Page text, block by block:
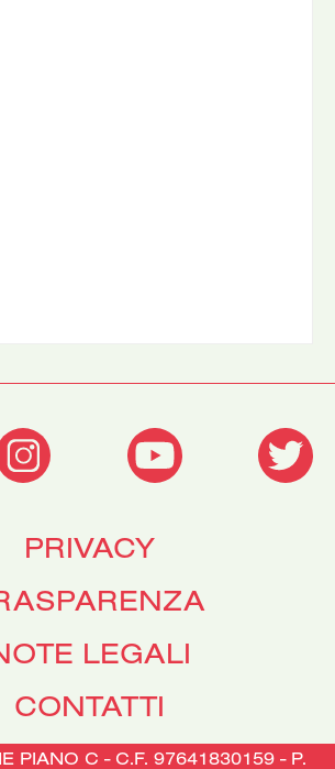
PRIVACY
LEGALI
CONTATTI
PIANO C - C.F. 97641830159 - P.